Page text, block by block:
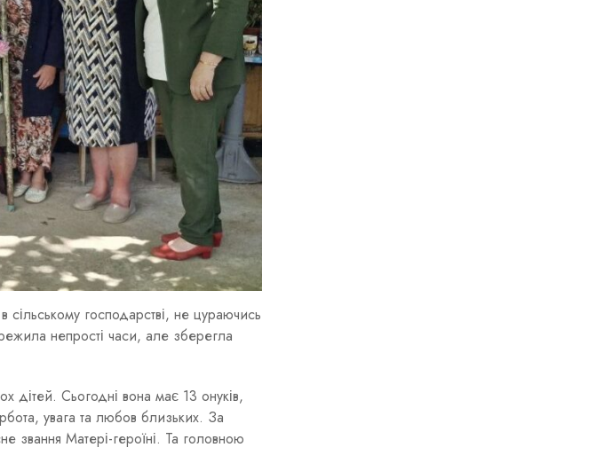
господарстві, не цураючись
непрості часи, але зберегла
дітей. Сьогодні вона має 13 онуків,
увага та любов близьких. За
звання Матері-героїні. Та головною